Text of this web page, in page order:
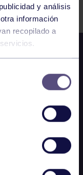
y análisis
información
recopilado a